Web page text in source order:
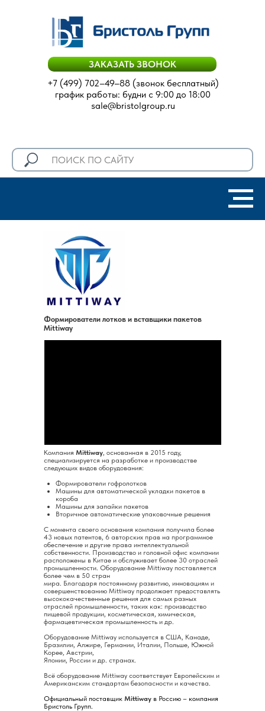
+7 (499) 702–49–88(звонок бесплатный)
график работы: будни с 9:00 до 18:00
sale@bristolgroup.ru
ЗАКАЗАТЬ ЗВОНОК
Компания Mittiway, основанная в 2015 году,
специализируется на разработке и производстве
следующих видов оборудования:
Формирователи гофролотков
Машины для автоматической укладки пакетов в
короба
Машины для запайки пакетов
Вторичное автоматические упаковочные решения
С момента своего основания компания получила более
43 новых патентов, 6 авторских прав на программное
обеспечение и другие права интеллектуальной
собственности. Производство и головной офис компании
расположены в Китае и обслуживает более 30 отраслей
промышленности. Оборудование Mittiway поставляется
более чем в 50 стран
мира. Благодаря постоянному развитию, инновациям и
совершенствованию Mittiway продолжает предоставлять
высококачественные решения для самых разных
отраслей промышленности, таких как: производство
пищевой продукции, косметическая, химическая,
фармацевтическая промышленность и др.
Оборудование Mittiway используется в США, Канаде,
Бразилии, Алжире, Германии, Италии, Польше, Южной
Корее, Австрии,
Японии, Росcии и др. странах.
Всё оборудование Mittiway соответствует Европейским и
Американским стандартам безопасности и качества.
Официальный поставщик Mittiway в Россию – компания
Бристоль Групп.
Формирователи лотков и вставщики пакетов
Mittiway